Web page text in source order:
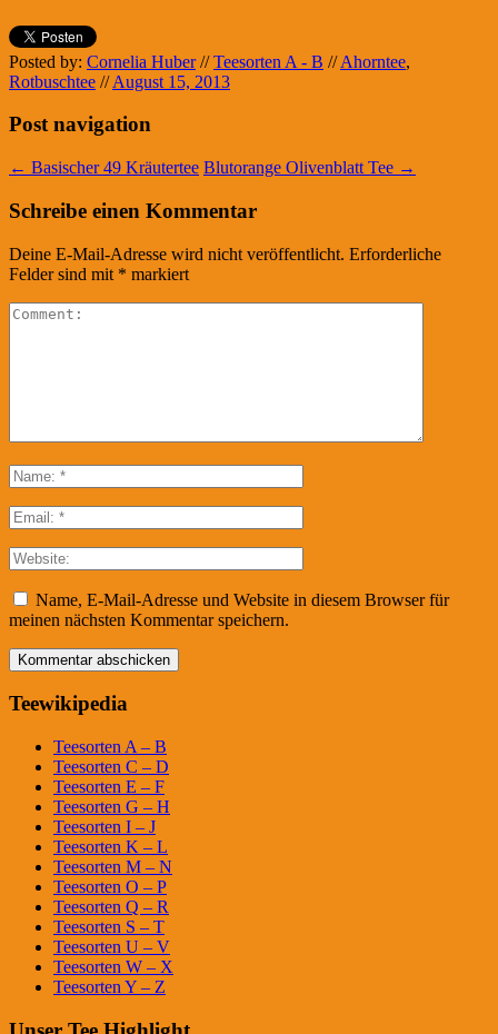
Posted by: Cornelia Huber // Teesorten A - B // Ahorntee,
Rotbuschtee // August 15, 2013
Post navigation
← Basischer 49 Kräutertee Blutorange Olivenblatt Tee →
Schreibe einen Kommentar
Deine E-Mail-Adresse wird nicht veröffentlicht. Erforderliche
Felder sind mit * markiert
Name, E-Mail-Adresse und Website in diesem Browser für
meinen nächsten Kommentar speichern.
Teewikipedia
Teesorten A – B
Teesorten C – D
Teesorten E – F
Teesorten G – H
Teesorten I – J
Teesorten K – L
Teesorten M – N
Teesorten O – P
Teesorten Q – R
Teesorten S – T
Teesorten U – V
Teesorten W – X
Teesorten Y – Z